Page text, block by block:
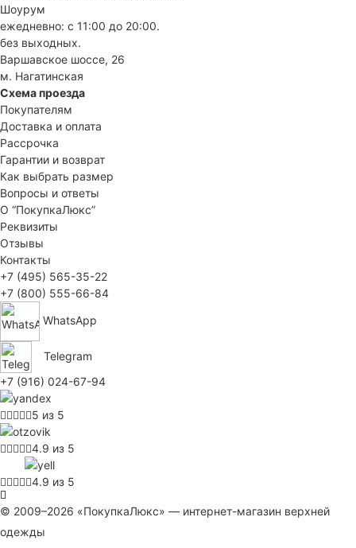
Шоурум
ежедневно: с 11:00 до 20:00.
без выходных.
Варшавское шоссе, 26
м. Нагатинская
Схема проезда
Покупателям
Доставка и оплата
Рассрочка
Гарантии и возврат
Как выбрать размер
Вопросы и ответы
О “ПокупкаЛюкс”
Реквизиты
Отзывы
Контакты
+7 (495) 565-35-22
+7 (800) 555-66-84
WhatsApp
Telegram
+7 (916) 024-67-94
5 из 5
4.9 из 5
4.9 из 5
© 2009–2026 «ПокупкаЛюкс» — интернет-магазин верхней
одежды